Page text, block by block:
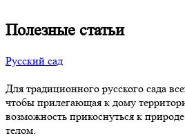
Полезные статьи
Русский сад
Для традиционного русского сада
чтобы прилегающая к дому
возможность прикоснуться к
телом.